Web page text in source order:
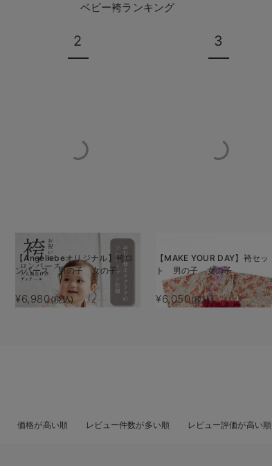
ベビー袴ランキング
2
【Angeliebeオリジナル】袴ロ
ンパース 男の子 女の子
¥6,980(税込)
3
【MAKE YOUR DAY】袴セッ
ト 男の子 女の子
¥6,050(税込)
価格が高い順 レビュー件数が多い順 レビュー評価が高い順